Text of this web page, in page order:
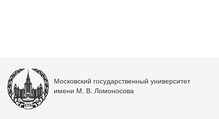
Московский государственный университет
имени М. В. Ломоносова